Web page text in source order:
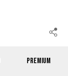
Premium